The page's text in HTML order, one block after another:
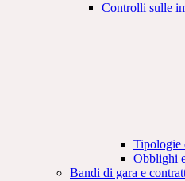
Controlli sulle
Tipologie
Obblighi
Bandi di gara e